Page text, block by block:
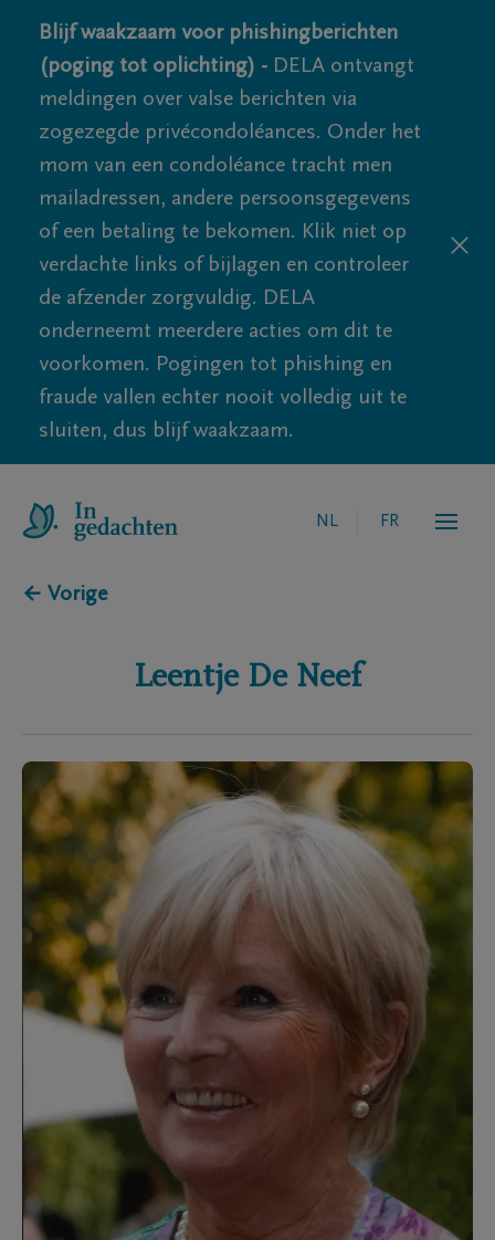
Blijf waakzaam voor phishingberichten
(poging tot oplichting) - DELA ontvangt
meldingen over valse berichten via
zogezegde privécondoléances. Onder het
mom van een condoléance tracht men
mailadressen, andere persoonsgegevens
of een betaling te bekomen. Klik niet op
verdachte links of bijlagen en controleer
de afzender zorgvuldig. DELA
onderneemt meerdere acties om dit te
voorkomen. Pogingen tot phishing en
fraude vallen echter nooit volledig uit te
sluiten, dus blijf waakzaam.
NL FR
← Vorige
Leentje De Neef